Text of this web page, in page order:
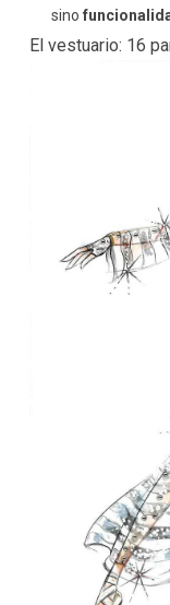
sino
El vestuario: 16